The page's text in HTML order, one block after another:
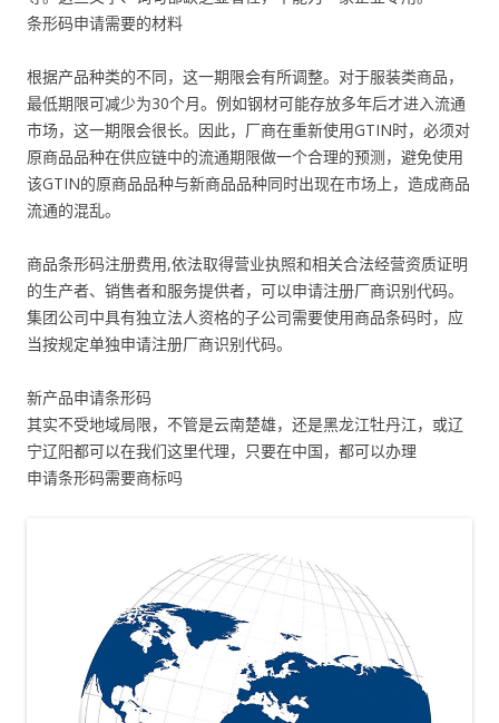
条形码申请需要的材料
根据产品种类的不同，这一期限会有所调整。对于服装类商品，
最低期限可减少为30个月。例如钢材可能存放多年后才进入流通
市场，这一期限会很长。因此，厂商在重新使用GTIN时，必须对
原商品品种在供应链中的流通期限做一个合理的预测，避免使用
该GTIN的原商品品种与新商品品种同时出现在市场上，造成商品
流通的混乱。
商品条形码注册费用,依法取得营业执照和相关合法经营资质证明
的生产者、销售者和服务提供者，可以申请注册厂商识别代码。
集团公司中具有独立法人资格的子公司需要使用商品条码时，应
当按规定单独申请注册厂商识别代码。
新产品申请条形码
其实不受地域局限，不管是云南楚雄，还是黑龙江牡丹江，或辽
宁辽阳都可以在我们这里代理，只要在中国，都可以办理
申请条形码需要商标吗